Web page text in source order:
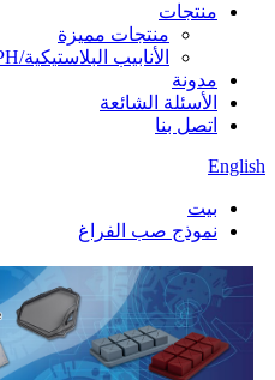
منتجات
منتجات مميزة
الأنابيب البلاستيكية/PPR/PPH
مدونة
الأسئلة الشائعة
اتصل بنا
English
بيت
نموذج صب الفراغ